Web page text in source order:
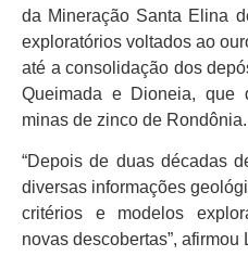
da Mineração Santa Elina
exploratórios voltados ao
até a consolidação dos
Queimada e Dioneia, que
minas de zinco de Rondônia.
“Depois de duas décadas
diversas informações
critérios e modelos
novas descobertas”, afirmou